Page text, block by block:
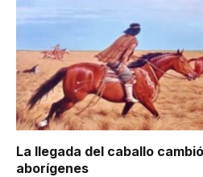
La llegada del caballo
aborígenes